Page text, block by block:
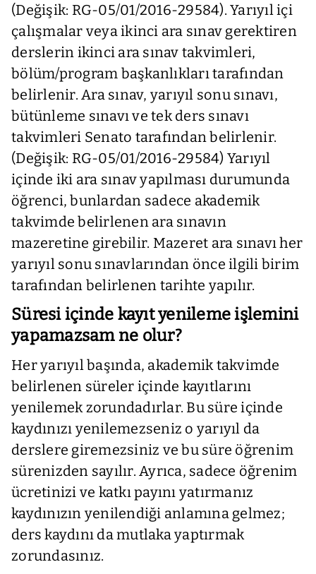
(Değişik: RG-05/01/2016-29584). Yarıyıl içi
çalışmalar veya ikinci ara sınav gerektiren
derslerin ikinci ara sınav takvimleri,
bölüm/program başkanlıkları tarafından
belirlenir. Ara sınav, yarıyıl sonu sınavı,
bütünleme sınavı ve tek ders sınavı
takvimleri Senato tarafından belirlenir.
(Değişik: RG-05/01/2016-29584) Yarıyıl
içinde iki ara sınav yapılması durumunda
öğrenci, bunlardan sadece akademik
takvimde belirlenen ara sınavın
mazeretine girebilir. Mazeret ara sınavı her
yarıyıl sonu sınavlarından önce ilgili birim
tarafından belirlenen tarihte yapılır.
Süresi içinde kayıt yenileme işlemini
yapamazsam ne olur?
Her yarıyıl başında, akademik takvimde
belirlenen süreler içinde kayıtlarını
yenilemek zorundadırlar. Bu süre içinde
kaydınızı yenilemezseniz o yarıyıl da
derslere giremezsiniz ve bu süre öğrenim
sürenizden sayılır. Ayrıca, sadece öğrenim
ücretinizi ve katkı payını yatırmanız
kaydınızın yenilendiği anlamına gelmez;
ders kaydını da mutlaka yaptırmak
zorundasınız.